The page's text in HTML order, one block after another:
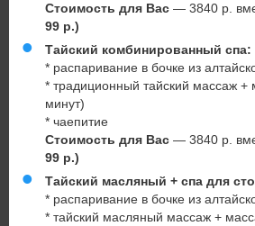
Стоимость для Вас — 3840 р.
99 р.)
Тайский комбинированный спа:
* распаривание в бочке из
* традиционный тайский массаж
минут)
* чаепитие
Стоимость для Вас — 3840 р.
99 р.)
Тайский масляный + спа для
* распаривание в бочке из
* тайский масляный массаж +